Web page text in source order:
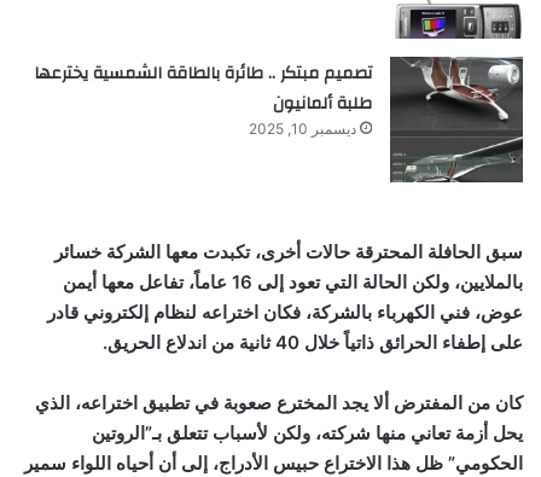
تصميم مبتكر .. طائرة بالطاقة الشمسية يخترعها
طلبة ألمانيون
ديسمبر 10, 2025
سبق الحافلة المحترقة حالات أخرى، تكبدت معها الشركة خسائر
بالملايين، ولكن الحالة التي تعود إلى 16 عاماً، تفاعل معها أيمن
عوض، فني الكهرباء بالشركة، فكان اختراعه لنظام إلكتروني قادر
على إطفاء الحرائق ذاتياً خلال 40 ثانية من اندلاع الحريق.
كان من المفترض ألا يجد المخترع صعوبة في تطبيق اختراعه، الذي
يحل أزمة تعاني منها شركته، ولكن لأسباب تتعلق بـ”الروتين
الحكومي” ظل هذا الاختراع حبيس الأدراج، إلى أن أحياه اللواء سمير